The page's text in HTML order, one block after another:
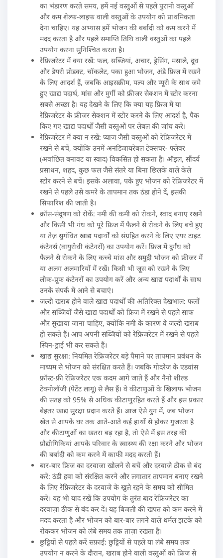
का भंडारण करते समय, हमें नई वस्तुओं से पहले पुरानी वस्तुओं
और कम शेल्फ-लाइफ वाली वस्तुओं के उपयोग को प्राथमिकता
देना चाहिए। यह अभ्यास हमें भोजन की बर्बादी को कम करने में
मदद करता है और पहले समाप्ति तिथि वाली वस्तुओं का पहले
उपयोग करना सुनिश्चित करता है।
रेफ्रिजरेटर में क्या रखें: फल, सब्जियां, अचार, ड्रेसिंग, मसाले, दूध
और डेयरी प्रोडक्ट, चॉकलेट, पका हुआ भोजन, अंडे फ्रिज में रखने
के लिए आदर्श हैं, जबकि आइसक्रीम, पल्प और प्यूरी के साथ जमे
हुए खाद्य पदार्थ, मांस और मुर्गी को फ्रीजर सेक्शन में स्टोर करना
सबसे अच्छा है। यह देखने के लिए कि क्या यह फ्रिज में या
रेफ्रिजरेटर के फ्रीजर सेक्शन में स्टोर करने के लिए आदर्श है, पैक
किए गए खाद्य पदार्थों जैसी वस्तुओं पर लेबल की जांच करें।
रेफ्रिजरेटर में क्या न रखें: प्याज जैसी वस्तुओं को रेफ्रिजरेटर में
रखने से बचें, क्योंकि उनमें अनडिजायरेबल टेक्सचर- फ्लेवर
(अवांछित बनावट या स्वाद) विकसित हो सकता है। ऑइल, सौंदर्य
प्रसाधन, शहद, कुछ फल जैसे संतरे या बिना छिलके वाले केले
स्टोर करने से बचें। इसके अलावा, पके हुए भोजन को रेफ्रिजरेटर में
रखने से पहले उसे कमरे के तापमान तक ठंडा होने दें, इसकी
सिफारिश की जाती है।
क्रॉस-संदूषण को रोकें: नमी की कमी को रोकने, स्वाद बनाए रखने
और किसी भी गंध को पूरे फ्रिज में फैलने से रोकने के लिए बचे हुए
या तेज़ सुगंधित खाद्य पदार्थों को संग्रहित करने के लिए एयर टाइट
कंटेनर्स (वायुरोधी कंटेनरों) का उपयोग करें। फ्रिज में दुर्गंध को
फैलने से रोकने के लिए कच्चे मांस और समुद्री भोजन को फ्रीजर में
या अलग अलमारियों में रखें। किसी भी जूस को रखने के लिए
लीक-प्रूफ कंटेनरों का उपयोग करें और अन्य खाद्य पदार्थों के साथ
उनके संपर्क में आने से बचाएं।
जल्दी खराब होने वाले खाद्य पदार्थों की अतिरिक्त देखभाल: फलों
और सब्जियों जैसे खाद्य पदार्थों को फ्रिज में रखने से पहले साफ
और सुखाया जाना चाहिए, क्योंकि नमी के कारण वे जल्दी खराब
हो सकते हैं। आप अपनी सब्जियों को रेफ्रिजरेटर में रखने से पहले
स्पिन-ड्राई भी कर सकते हैं।
खाद्य सुरक्षा: नियमित रेफ्रिजरेटर बड़े पैमाने पर तापमान प्रबंधन के
माध्यम से भोजन को संरक्षित करते हैं। जबकि गोदरेज के एडवांस
फ्रॉस्ट-फ्री रेफ्रिजरेटर एक कदम आगे जाते हैं और नैनो शील्ड
टेक्नोलॉजी (पेटेंट लागू) से लैस हैं। वे कीटाणुओं के खिलाफ भोजन
की सतह को 95% से अधिक कीटाणुरहित करते हैं और इस प्रकार
बेहतर खाद्य सुरक्षा प्रदान करते हैं। आज ऐसे युग में, जब भोजन
खेत से आपके घर तक आते-आते कई हाथों से होकर गुजरता है
और कीटाणुओं का खतरा बढ़ रहा है, तो ऐसे में इस तरह की
प्रौद्योगिकियां आपके परिवार के स्वास्थ्य की रक्षा करने और भोजन
की बर्बादी को कम करने में काफी मदद करती हैं।
बार-बार फ्रिज का दरवाजा खोलने से बचें और दरवाजे ठीक से बंद
करें: ठंडी हवा को संरक्षित करने और लगातार तापमान बनाए रखने
के लिए रेफ्रिजरेटर के दरवाजे के खुले रहने के समय को सीमित
करें। यह भी याद रखें कि उपयोग के तुरंत बाद रेफ्रिजरेटर का
दरवाज़ा ठीक से बंद कर दें। यह बिजली की खपत को कम करने में
मदद करता है और भोजन को बार-बार लगने वाले थर्मल झटके को
रोककर भोजन को लंबे समय तक ताज़ा रखता है।
छुट्टियों से पहले करें सफ़ाई: छुट्टियों से पहले या लंबे समय तक
उपयोग न करने के दौरान, खराब होने वाली वस्तुओं को फ्रिज से